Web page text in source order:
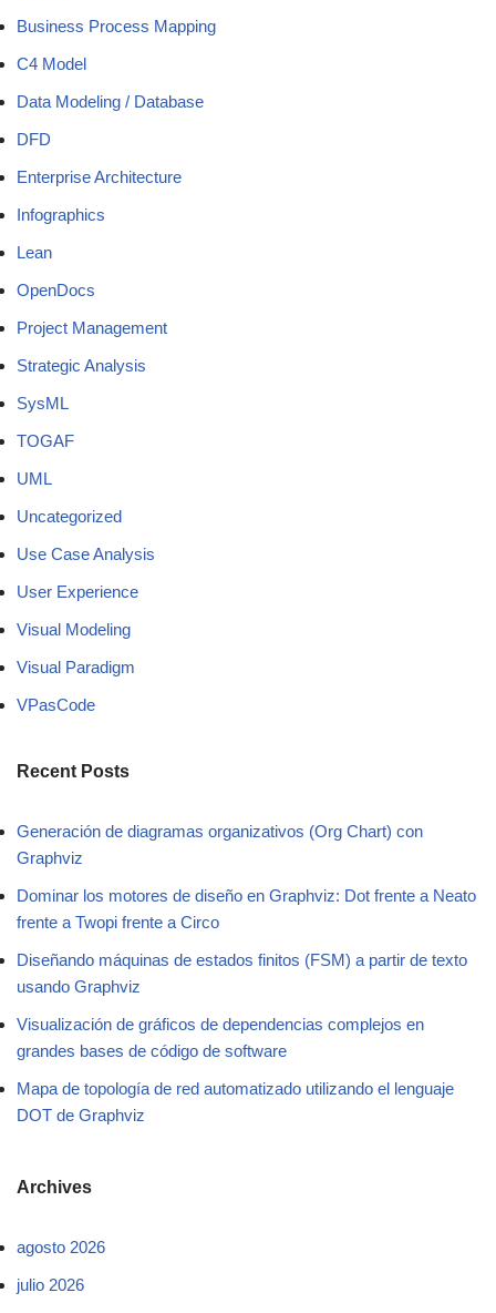
Business Process Mapping
C4 Model
Data Modeling / Database
DFD
Enterprise Architecture
Infographics
Lean
OpenDocs
Project Management
Strategic Analysis
SysML
TOGAF
UML
Uncategorized
Use Case Analysis
User Experience
Visual Modeling
Visual Paradigm
VPasCode
Recent Posts
Generación de diagramas organizativos (Org Chart) con
Graphviz
Dominar los motores de diseño en Graphviz: Dot frente a Neato
frente a Twopi frente a Circo
Diseñando máquinas de estados finitos (FSM) a partir de texto
usando Graphviz
Visualización de gráficos de dependencias complejos en
grandes bases de código de software
Mapa de topología de red automatizado utilizando el lenguaje
DOT de Graphviz
Archives
agosto 2026
julio 2026